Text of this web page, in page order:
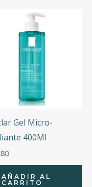
Gel Micro-
400Ml
AÑADIR AL
CARRITO